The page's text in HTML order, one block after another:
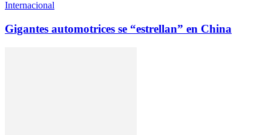
Internacional
Gigantes automotrices se “estrellan” en China